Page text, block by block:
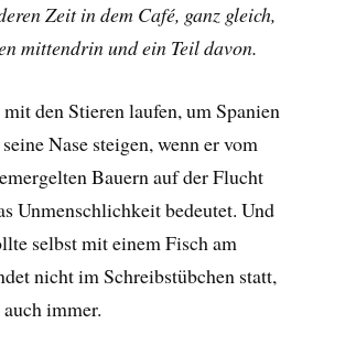
Zeit in dem Café, ganz gleich,
mittendrin und ein Teil davon.
den Stieren laufen, um Spanien
Nase steigen, wenn er vom
Bauern auf der Flucht
Unmenschlichkeit bedeutet. Und
selbst mit einem Fisch am
nicht im Schreibstübchen statt,
immer.